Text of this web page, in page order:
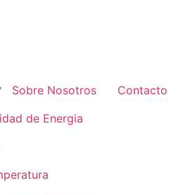
Sobre Nosotros
Contacto
de Energia